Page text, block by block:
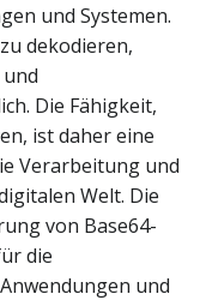
und Systemen.
dekodieren,
Die Fähigkeit,
ist daher eine
Verarbeitung und
Welt. Die
von Base64-
die
und